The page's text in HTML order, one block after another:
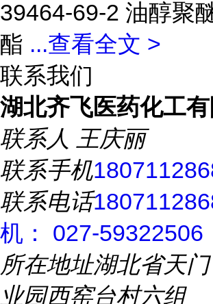
39464-69-2 油醇聚
酯 ...查看全文 >
联系我们
湖北齐飞医药化工有
联系人 王庆丽
联系手机
联系电话
机： 027-59322506
所在地址湖北省天
业园西窑台村六组